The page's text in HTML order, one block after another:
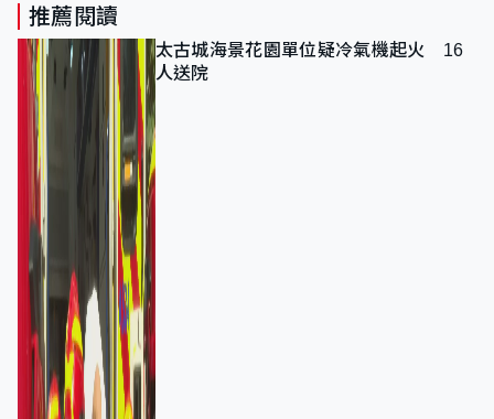
推薦閱讀
太古城海景花園單位疑冷氣機起火 16
人送院